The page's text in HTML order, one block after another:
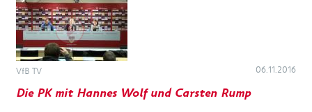
VfB TV 06.11.2016
Die PK mit Hannes Wolf und Carsten Rump